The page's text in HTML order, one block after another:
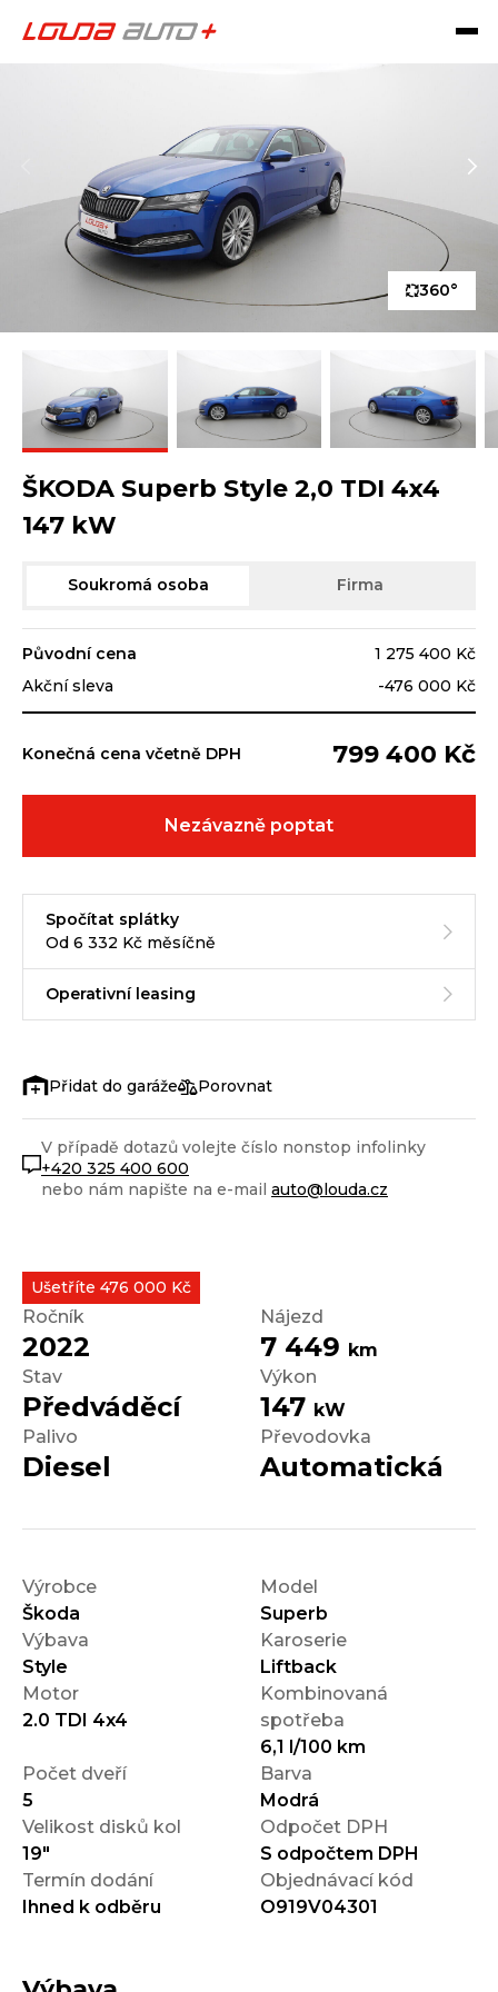
360°
Ušetříte 476 000 Kč
Ročník
2022
Nájezd
7 449 km
Stav
Předváděcí
Výkon
147 kW
Palivo
Diesel
Převodovka
Automatická
Výrobce
Škoda
Model
Superb
Výbava
Style
Karoserie
Liftback
Motor
2.0 TDI 4x4
Kombinovaná
spotřeba
6,1 l/100 km
Počet dveří
5
Barva
Modrá
Velikost disků kol
19"
Odpočet DPH
S odpočtem DPH
Termín dodání
Ihned k odběru
Objednávací kód
O919V04301
ŠKODA Superb Style 2,0 TDI 4x4
147 kW
Soukromá osoba Firma
Původní cena
1 275 400 Kč
Akční sleva
-476 000 Kč
Konečná cena včetně DPH 799 400 Kč
Nezávazně poptat
Spočítat splátky
Od 6 332 Kč měsíčně
Operativní leasing
Porovnat
V případě dotazů volejte číslo nonstop infolinky
+420 325 400 600
nebo nám napište na e-mail auto@louda.cz